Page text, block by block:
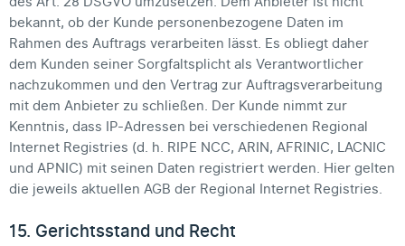
bekannt, ob der Kunde personenbezogene Daten im
Rahmen des Auftrags verarbeiten lässt. Es obliegt daher
dem Kunden seiner Sorgfaltsplicht als Verantwortlicher
nachzukommen und den Vertrag zur Auftragsverarbeitung
mit dem Anbieter zu schließen. Der Kunde nimmt zur
Kenntnis, dass IP-Adressen bei verschiedenen Regional
Internet Registries (d. h. RIPE NCC, ARIN, AFRINIC, LACNIC
und APNIC) mit seinen Daten registriert werden. Hier gelten
die jeweils aktuellen AGB der Regional Internet Registries.
15. Gerichtsstand und Recht